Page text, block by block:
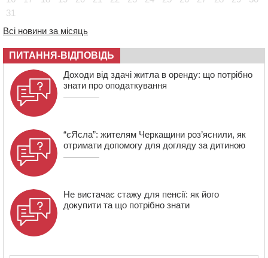
16:55
незаконне будівництво
15:38 У лікарні померла жінка, яку на пішохідному переході
в Черкаському районі збила автівка
15:08
Від Чернівців до Бакоти: пів сотні працівників
“Черкасиобленерго” побували у мандрівці
31
Всі новини за місяць
ПИТАННЯ-ВІДПОВІДЬ
Доходи від здачі житла в оренду: що потрібно
знати про оподаткування
“єЯсла”: жителям Черкащини роз’яснили, як
отримати допомогу для догляду за дитиною
Не вистачає стажу для пенсії: як його
докупити та що потрібно знати